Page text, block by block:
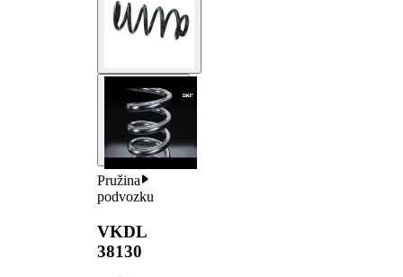
Pružina
podvozku
VKDL
38130